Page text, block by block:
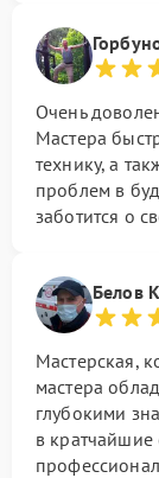
Очень
Мастера
технику, а
проблем в
заботится о
Белов
Мастерская,
мастера
глубокими
в кратчайшие